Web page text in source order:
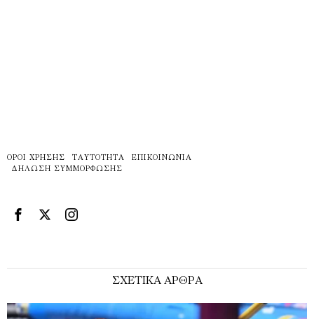
ΌΡΟΙ ΧΡΉΣΗΣ ΤΑΥΤΌΤΗΤΑ
ΕΠΙΚΟΙΝΩΝΊΑ
ΔΉΛΩΣΗ ΣΥΜΜΌΡΦΩΣΗΣ
ΣΧΕΤΙΚΑ ΑΡΘΡΑ